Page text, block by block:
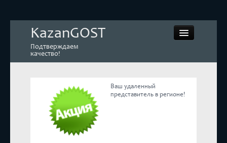
KazanGOST
Подтверждаем
качество!
Контрольная закупка
Дегустации. Экспертиза
Ваш удаленный
представитель в регионе!